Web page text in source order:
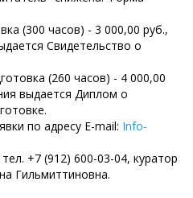
(300 часов) - 3 000,00 руб.,
Свидетельство о
(260 часов) - 4 000,00
выдается Диплом о
по адресу E-mail: Info-
+7 (912) 600-03-04, куратор
Гильмиттиновна.